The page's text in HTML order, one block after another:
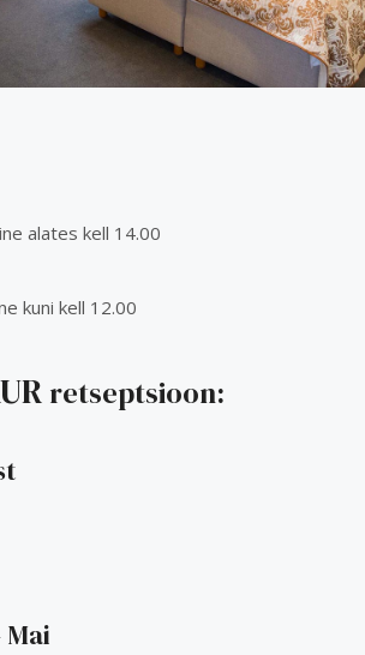
alates kell 14.00
kuni kell 12.00
retseptsioon: